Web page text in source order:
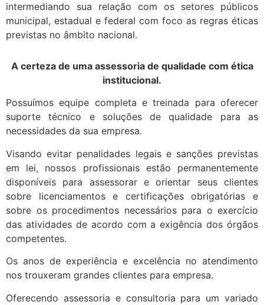
intermediando sua relação com os setores públicos
municipal, estadual e federal com foco as regras éticas
previstas no âmbito nacional.
A certeza de uma assessoria de qualidade com ética
institucional.
Possuímos equipe completa e treinada para oferecer
suporte técnico e soluções de qualidade para as
necessidades da sua empresa.
Visando evitar penalidades legais e sanções previstas
em lei, nossos profissionais estão permanentemente
disponíveis para assessorar e orientar seus clientes
sobre licenciamentos e certificações obrigatórias e
sobre os procedimentos necessários para o exercício
das atividades de acordo com a exigência dos órgãos
competentes.
Os anos de experiência e excelência no atendimento
nos trouxeram grandes clientes para empresa.
Oferecendo assessoria e consultoria para um variado